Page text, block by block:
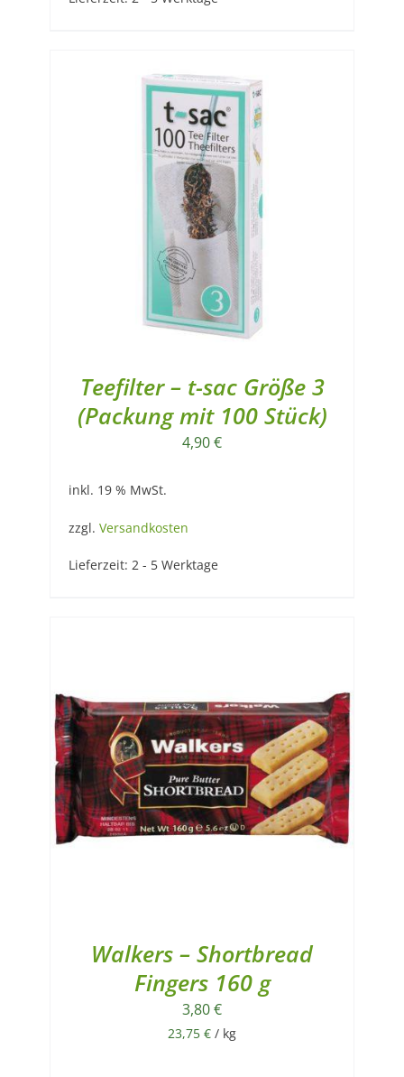
Teefilter – t-sac Größe 3
(Packung mit 100 Stück)
4,90€
inkl. 19 % MwSt.
zzgl. Versandkosten
Lieferzeit: 2 - 5 Werktage
Walkers – Shortbread
Fingers 160 g
3,80€
23,75 € / kg